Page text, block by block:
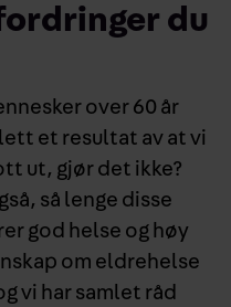
du
over 60 år
et resultat av at vi
ut, gjør det ikke?
så lenge disse
god helse og høy
om eldrehelse
vi har samlet råd